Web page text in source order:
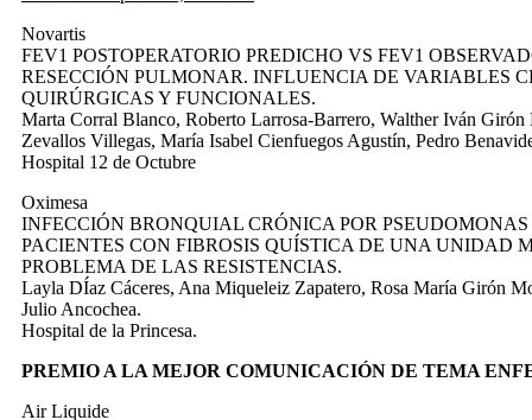
Novartis
FEV1 POSTOPERATORIO PREDICHO VS FEV1
RESECCIÓN PULMONAR. INFLUENCIA DE VARIABLES
QUIRÚRGICAS Y FUNCIONALES.
Marta Corral Blanco, Roberto Larrosa-Barrero, Walther Iván Girón
Zevallos Villegas, María Isabel Cienfuegos Agustín, Pedro
Hospital 12 de Octubre
Oximesa
INFECCIÓN BRONQUIAL CRÓNICA POR
PACIENTES CON FIBROSIS QUÍSTICA DE UNA UNIDAD
PROBLEMA DE LAS RESISTENCIAS.
Layla DÍaz Cáceres, Ana Miqueleiz Zapatero, Rosa María Girón
Julio Ancochea.
Hospital de la Princesa.
PREMIO A LA MEJOR COMUNICACIÓN DE TEMA
Air Liquide